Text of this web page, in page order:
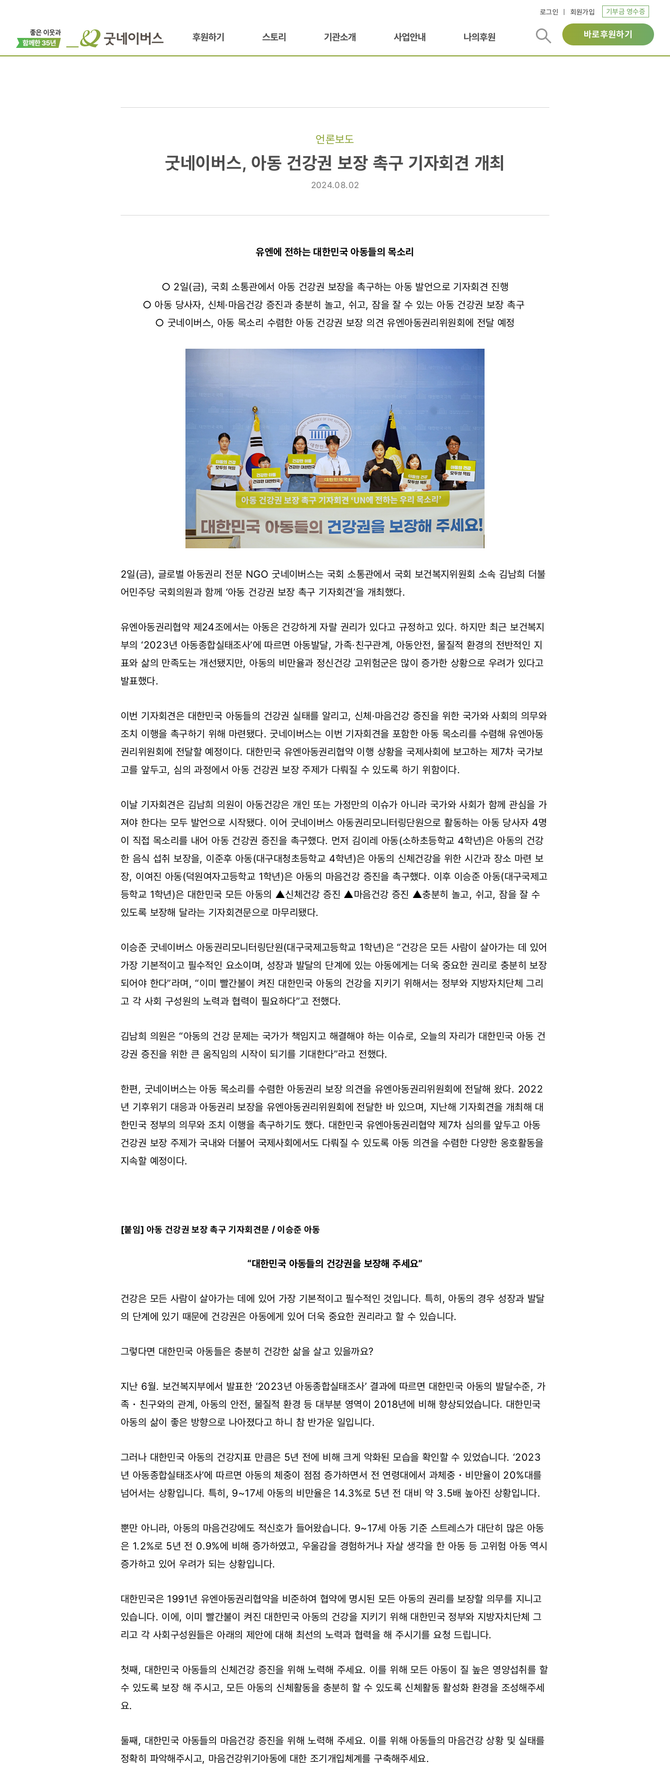
로그인 회원가입 기부금 영수증
후원하기 스토리 기관소개 사업안내 나의후원 바로후원하기
언론보도
굿네이버스,
건강권
기자회견
개최
굿네이버스, 아동 건강권 보장 촉구 기자회견 개최
2024.08.02
유엔에 전하는 대한민국 아동들의 목소리
○ 2일(금), 국회 소통관에서 아동 건강권 보장을 촉구하는 아동 발언으로 기자회견 진행
○ 아동 당사자, 신체·마음건강 증진과 충분히 놀고, 쉬고, 잠을 잘 수 있는 아동 건강권 보장 촉구
○ 굿네이버스, 아동 목소리 수렴한 아동 건강권 보장 의견 유엔아동권리위원회에 전달 예정
2일(금), 글로벌 아동권리 전문 NGO 굿네이버스는 국회 소통관에서 국회 보건복지위원회 소속 김남희 더불
어민주당 국회의원과 함께 ‘아동 건강권 보장 촉구 기자회견’을 개최했다.
유엔아동권리협약 제24조에서는 아동은 건강하게 자랄 권리가 있다고 규정하고 있다. 하지만 최근 보건복지
부의 ‘2023년 아동종합실태조사’에 따르면 아동발달, 가족·친구관계, 아동안전, 물질적 환경의 전반적인 지
표와 삶의 만족도는 개선됐지만, 아동의 비만율과 정신건강 고위험군은 많이 증가한 상황으로 우려가 있다고
발표했다.
이번 기자회견은 대한민국 아동들의 건강권 실태를 알리고, 신체·마음건강 증진을 위한 국가와 사회의 의무와
조치 이행을 촉구하기 위해 마련됐다. 굿네이버스는 이번 기자회견을 포함한 아동 목소리를 수렴해 유엔아동
권리위원회에 전달할 예정이다. 대한민국 유엔아동권리협약 이행 상황을 국제사회에 보고하는 제7차 국가보
고를 앞두고, 심의 과정에서 아동 건강권 보장 주제가 다뤄질 수 있도록 하기 위함이다.
이날 기자회견은 김남희 의원이 아동건강은 개인 또는 가정만의 이슈가 아니라 국가와 사회가 함께 관심을 가
져야 한다는 모두 발언으로 시작됐다. 이어 굿네이버스 아동권리모니터링단원으로 활동하는 아동 당사자 4명
이 직접 목소리를 내어 아동 건강권 증진을 촉구했다. 먼저 김이레 아동(소하초등학교 4학년)은 아동의 건강
한 음식 섭취 보장을, 이준후 아동(대구대청초등학교 4학년)은 아동의 신체건강을 위한 시간과 장소 마련 보
장, 이여진 아동(덕원여자고등학교 1학년)은 아동의 마음건강 증진을 촉구했다. 이후 이승준 아동(대구국제고
등학교 1학년)은 대한민국 모든 아동의 ▲신체건강 증진 ▲마음건강 증진 ▲충분히 놀고, 쉬고, 잠을 잘 수
있도록 보장해 달라는 기자회견문으로 마무리됐다.
이승준 굿네이버스 아동권리모니터링단원(대구국제고등학교 1학년)은 “건강은 모든 사람이 살아가는 데 있어
가장 기본적이고 필수적인 요소이며, 성장과 발달의 단계에 있는 아동에게는 더욱 중요한 권리로 충분히 보장
되어야 한다”라며, “이미 빨간불이 켜진 대한민국 아동의 건강을 지키기 위해서는 정부와 지방자치단체 그리
고 각 사회 구성원의 노력과 협력이 필요하다”고 전했다.
김남희 의원은 “아동의 건강 문제는 국가가 책임지고 해결해야 하는 이슈로, 오늘의 자리가 대한민국 아동 건
강권 증진을 위한 큰 움직임의 시작이 되기를 기대한다”라고 전했다.
한편, 굿네이버스는 아동 목소리를 수렴한 아동권리 보장 의견을 유엔아동권리위원회에 전달해 왔다. 2022
년 기후위기 대응과 아동권리 보장을 유엔아동권리위원회에 전달한 바 있으며, 지난해 기자회견을 개최해 대
한민국 정부의 의무와 조치 이행을 촉구하기도 했다. 대한민국 유엔아동권리협약 제7차 심의를 앞두고 아동
건강권 보장 주제가 국내와 더불어 국제사회에서도 다뤄질 수 있도록 아동 의견을 수렴한 다양한 옹호활동을
지속할 예정이다.
[붙임] 아동 건강권 보장 촉구 기자회견문 / 이승준 아동
“대한민국 아동들의 건강권을 보장해 주세요”
건강은 모든 사람이 살아가는 데에 있어 가장 기본적이고 필수적인 것입니다. 특히, 아동의 경우 성장과 발달
의 단계에 있기 때문에 건강권은 아동에게 있어 더욱 중요한 권리라고 할 수 있습니다.
그렇다면 대한민국 아동들은 충분히 건강한 삶을 살고 있을까요?
지난 6월. 보건복지부에서 발표한 ‘2023년 아동종합실태조사’ 결과에 따르면 대한민국 아동의 발달수준, 가
족・친구와의 관계, 아동의 안전, 물질적 환경 등 대부분 영역이 2018년에 비해 향상되었습니다. 대한민국
아동의 삶이 좋은 방향으로 나아졌다고 하니 참 반가운 일입니다.
그러나 대한민국 아동의 건강지표 만큼은 5년 전에 비해 크게 악화된 모습을 확인할 수 있었습니다. ‘2023
년 아동종합실태조사’에 따르면 아동의 체중이 점점 증가하면서 전 연령대에서 과체중・비만율이 20%대를
넘어서는 상황입니다. 특히, 9~17세 아동의 비만율은 14.3%로 5년 전 대비 약 3.5배 높아진 상황입니다.
뿐만 아니라, 아동의 마음건강에도 적신호가 들어왔습니다. 9~17세 아동 기준 스트레스가 대단히 많은 아동
은 1.2%로 5년 전 0.9%에 비해 증가하였고, 우울감을 경험하거나 자살 생각을 한 아동 등 고위험 아동 역시
증가하고 있어 우려가 되는 상황입니다.
대한민국은 1991년 유엔아동권리협약을 비준하여 협약에 명시된 모든 아동의 권리를 보장할 의무를 지니고
있습니다. 이에, 이미 빨간불이 켜진 대한민국 아동의 건강을 지키기 위해 대한민국 정부와 지방자치단체 그
리고 각 사회구성원들은 아래의 제안에 대해 최선의 노력과 협력을 해 주시기를 요청 드립니다.
첫째, 대한민국 아동들의 신체건강 증진을 위해 노력해 주세요. 이를 위해 모든 아동이 질 높은 영양섭취를 할
수 있도록 보장 해 주시고, 모든 아동의 신체활동을 충분히 할 수 있도록 신체활동 활성화 환경을 조성해주세
요.
둘째, 대한민국 아동들의 마음건강 증진을 위해 노력해 주세요. 이를 위해 아동들의 마음건강 상황 및 실태를
정확히 파악해주시고, 마음건강위기아동에 대한 조기개입체계를 구축해주세요.